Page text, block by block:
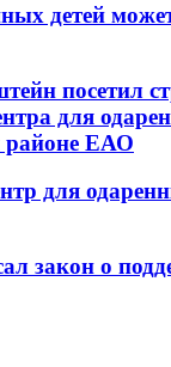
детей
посетил
для
районе ЕАО
для
закон о